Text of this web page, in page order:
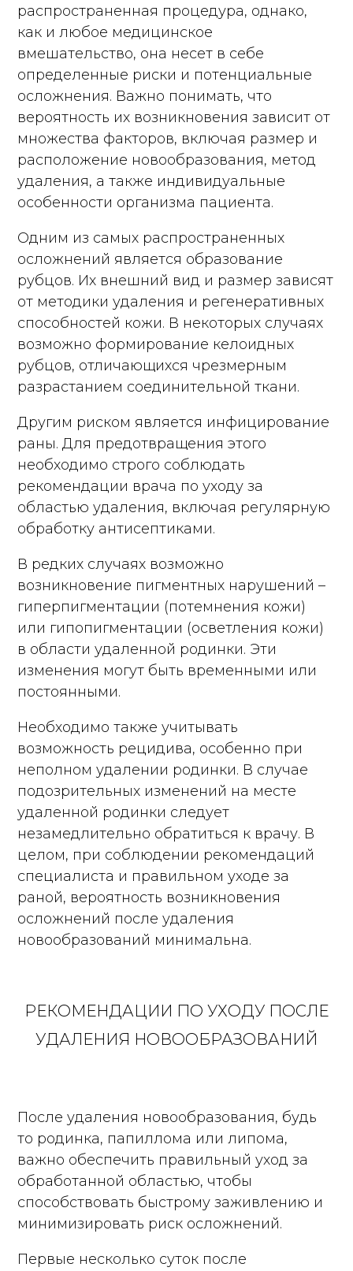
распространенная процедура, однако,
как и любое медицинское
вмешательство, она несет в себе
определенные риски и потенциальные
осложнения. Важно понимать, что
вероятность их возникновения зависит от
множества факторов, включая размер и
расположение новообразования, метод
удаления, а также индивидуальные
особенности организма пациента.
Одним из самых распространенных
осложнений является образование
рубцов. Их внешний вид и размер зависят
от методики удаления и регенеративных
способностей кожи. В некоторых случаях
возможно формирование келоидных
рубцов, отличающихся чрезмерным
разрастанием соединительной ткани.
Другим риском является инфицирование
раны. Для предотвращения этого
необходимо строго соблюдать
рекомендации врача по уходу за
областью удаления, включая регулярную
обработку антисептиками.
В редких случаях возможно
возникновение пигментных нарушений –
гиперпигментации (потемнения кожи)
или гипопигментации (осветления кожи)
в области удаленной родинки. Эти
изменения могут быть временными или
постоянными.
Необходимо также учитывать
возможность рецидива, особенно при
неполном удалении родинки. В случае
подозрительных изменений на месте
удаленной родинки следует
незамедлительно обратиться к врачу. В
целом, при соблюдении рекомендаций
специалиста и правильном уходе за
раной, вероятность возникновения
осложнений после удаления
новообразований минимальна.
РЕКОМЕНДАЦИИ ПО УХОДУ ПОСЛЕ
УДАЛЕНИЯ НОВООБРАЗОВАНИЙ
После удаления новообразования, будь
то родинка, папиллома или липома,
важно обеспечить правильный уход за
обработанной областью, чтобы
способствовать быстрому заживлению и
минимизировать риск осложнений.
Первые несколько суток после